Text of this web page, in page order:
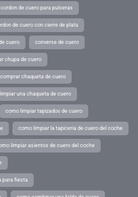
cordon de cuero para pulseras
de cuero con cierre de plata
cuero converse de cuero
chupa de cuero
comprar chaqueta de cuero
una chaqueta de cuero
como limpiar tapizados de cuero
como limpiar la tapiceria de cuero del coche
limpiar asientos de cuero del coche
para fiesta